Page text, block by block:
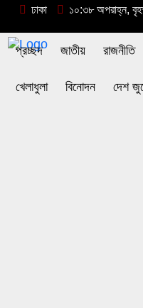
ঢাকা
১০:৩৮ অপরাহ্ন,
প্রচ্ছদ জাতীয় রাজনীতি
খেলাধুলা বিনোদন দেশ